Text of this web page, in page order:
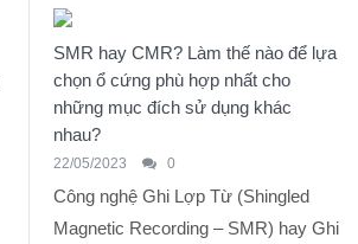
SMR hay CMR? Làm thế nào để lựa
chọn ổ cứng phù hợp nhất cho
những mục đích sử dụng khác
nhau?
22/05/2023 0
Công nghệ Ghi Lợp Từ (Shingled
Magnetic Recording – SMR) hay Ghi